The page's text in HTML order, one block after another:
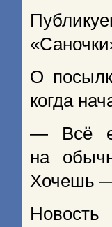
О
когда
— Всё
на
Хочешь